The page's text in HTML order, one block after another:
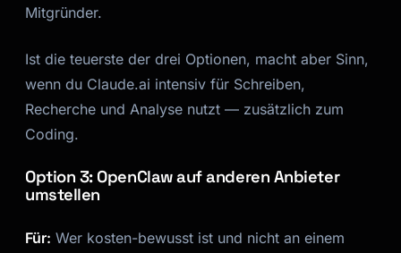
Mitgründer.
Ist die teuerste der drei Optionen, macht aber Sinn,
wenn du Claude.ai intensiv für Schreiben,
Recherche und Analyse nutzt — zusätzlich zum
Coding.
Option 3: OpenClaw auf anderen Anbieter
umstellen
Für: Wer kosten-bewusst ist und nicht an einem